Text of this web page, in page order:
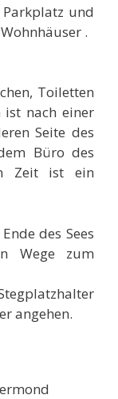
und
.
Toiletten
ist nach einer
Seite des
Büro des
Zeit ist ein
des Sees
Wege zum
angehen.